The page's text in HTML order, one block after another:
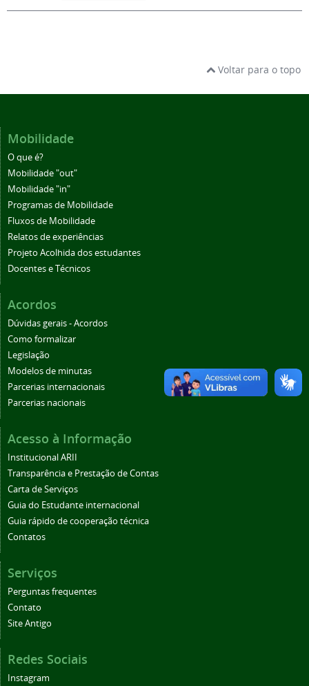
Voltar para o topo
Mobilidade
O que é?
Mobilidade "out"
Mobilidade "in"
Programas de Mobilidade
Fluxos de Mobilidade
Relatos de experiências
Projeto Acolhida dos estudantes
Docentes e Técnicos
Acordos
Dúvidas gerais - Acordos
Como formalizar
Legislação
Modelos de minutas
Parcerias internacionais
Parcerias nacionais
Acesso à Informação
Institucional ARII
Transparência e Prestação de Contas
Carta de Serviços
Guia do Estudante internacional
Guia rápido de cooperação técnica
Contatos
Serviços
Perguntas frequentes
Contato
Site Antigo
Redes Sociais
Instagram